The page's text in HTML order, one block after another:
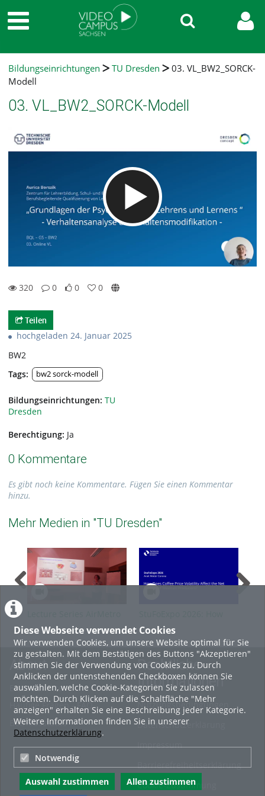
Diese Webseite verwendet Cookies
Wir verwenden Cookies, um unsere Website optimal für Sie
zu gestalten. Mit dem Bestätigen des Buttons "Akzeptieren"
stimmen Sie der Verwendung von Cookies zu. Durch
Anklicken der untenstehenden Checkboxen können Sie
auswählen, welche Cookie-Kategorien Sie zulassen
möchten. Durch Klicken auf die Schaltfläche "Mehr
anzeigen" erhalten Sie eine Beschreibung jeder Kategorie.
Weitere Informationen finden Sie in unserer
Datenschutzerklärung.
Notwendig
Auswahl zustimmen Allen zustimmen
Bildungseinrichtungen TU Dresden
03. VL_BW2_SORCK-
Modell
03. VL_BW2_SORCK-Modell
320
0
0
0
Teilen
hochgeladen 24. Januar 2025
BW2
Tags:
bw2 sorck-modell
Bildungseinrichtungen: TU
Dresden
Berechtigung: Ja
0 Kommentare
Es gibt noch keine Kommentare. Fügen Sie einen Kommentar
hinzu.
Mehr Medien in "TU Dresden"
SS2026 Guest A.
Guehnemann
Does Coffee Price
Volatility Affect the Net
Income of Mexican
Producers?
About
Erste Schritte
Häufige Fragen - FAQ
Betriebsstatus
Rechtliche
Informationen
Nutzungsbedingungen
Datenschutzerklärung
Impressum
Barrierefreiheitserklärung
Cookie-Zustimmung